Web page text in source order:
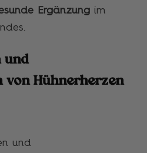
Ergänzung im
und
von Hühnerherzen